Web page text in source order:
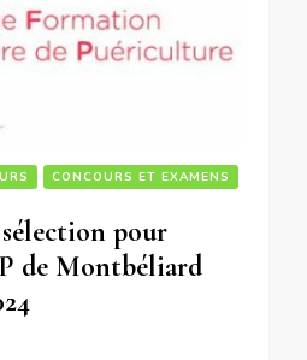
CONCOURS ET EXAMENS
pour
de Montbéliard